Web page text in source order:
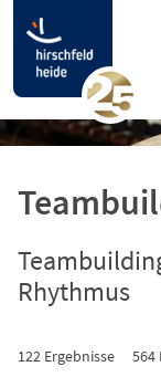
Rhythmus
122 Ergebnisse 564